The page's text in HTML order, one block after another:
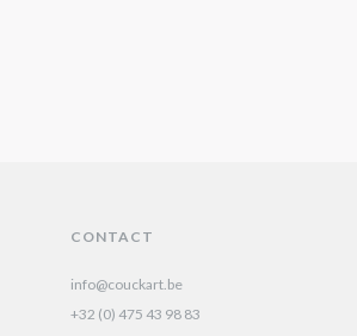
CONTACT
info@couckart.be
+32 (0) 475 43 98 83